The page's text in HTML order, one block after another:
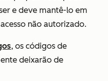
e deve mantê-lo em
não autorizado.
, os códigos de
deixarão de